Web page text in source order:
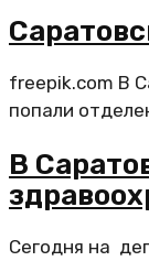
freepik.com В
попали
В
Сегодня на